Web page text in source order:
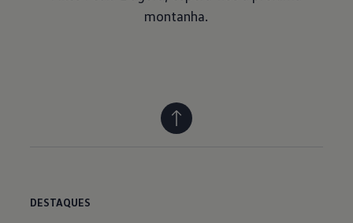
montanha.
DESTAQUES